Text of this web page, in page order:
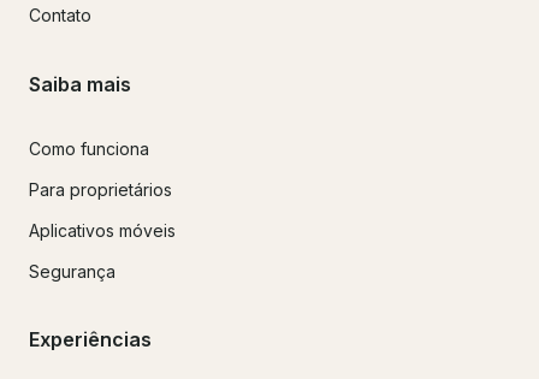
Contato
Saiba mais
Como funciona
Para proprietários
Aplicativos móveis
Segurança
Experiências